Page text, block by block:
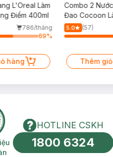
L'Oreal Làm
Điểm 400ml
786/tháng
69%
hàng
Combo 2
Đao Cocoon
Giảm Dầu 500ml
5.0 (57)
Thêm
hiệu uy tín toàn cầu
HOTLINE
HOTLINE CSKH
1800 6324